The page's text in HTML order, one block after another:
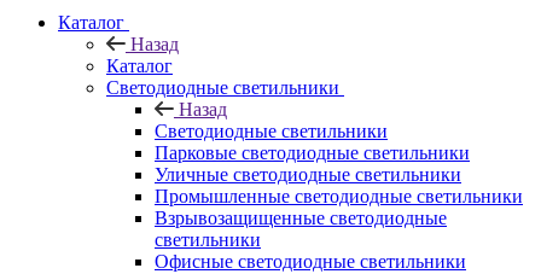
Каталог
Назад
Каталог
Светодиодные светильники
Назад
Светодиодные светильники
Парковые светодиодные светильники
Уличные светодиодные светильники
Промышленные светодиодные светильники
Взрывозащищенные светодиодные
светильники
Офисные светодиодные светильники